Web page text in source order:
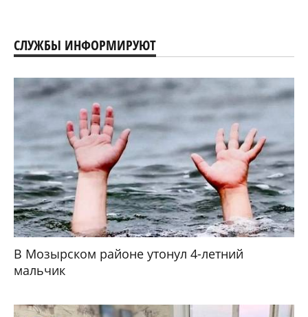
СЛУЖБЫ ИНФОРМИРУЮТ
В Мозырском районе утонул 4-летний
мальчик